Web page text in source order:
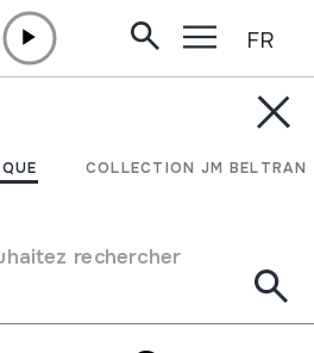
COLLECTION JM BELTRAN
rechercher
FR
BALALAICA
musique Cordes->